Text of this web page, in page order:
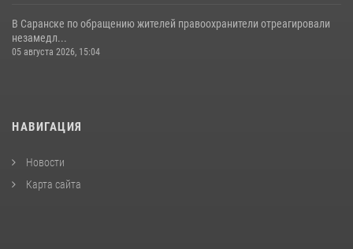
В Саранске по обращению жителей правоохранители отреагировали
незамедл...
05 августа 2026, 15:04
НАВИГАЦИЯ
Новости
Карта сайта